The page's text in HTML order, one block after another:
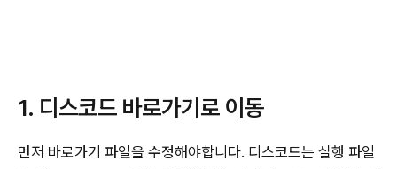
1. 디스코드 바로가기로 이동
먼저 바로가기 파일을 수정해야합니다. 디스코드는 실행 파일